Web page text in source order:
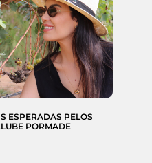
ESPERADAS PELOS
PORMADE